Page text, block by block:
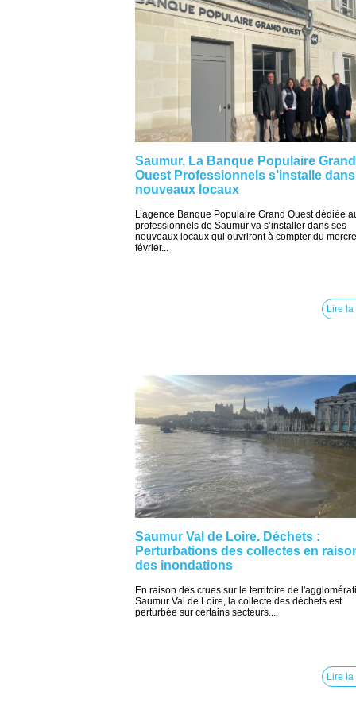
Saumur. La Banque Populaire Grand
Ouest Professionnels s’installe
nouveaux locaux
L’agence Banque Populaire Grand Ouest dédiée
professionnels de Saumur va s’installer dans ses
nouveaux locaux qui ouvriront à compter du
février...
Lire la
Saumur Val de Loire. Déchets :
Perturbations des collectes en
des inondations
En raison des crues sur le territoire de
Saumur Val de Loire, la collecte des déchets est
perturbée sur certains secteurs....
Lire la